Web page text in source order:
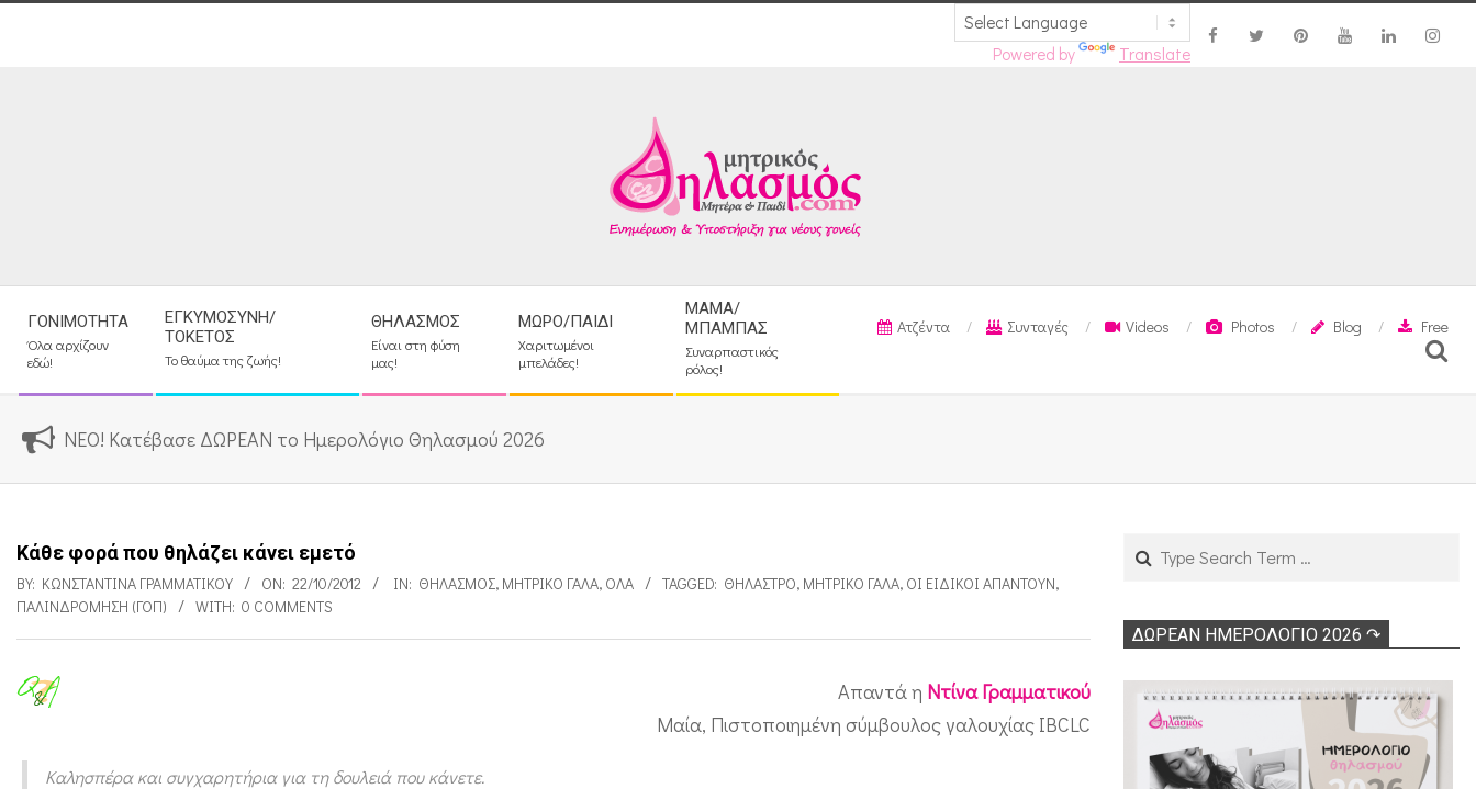
Powered by Translate
Navigation
Menu
ΓΟΝΙΜΌΤΗΤΑ
Όλα αρχίζουν
εδώ!
ΕΓΚΥΜΟΣΎΝΗ/
ΤΟΚΕΤΌΣ
Το θαύμα της ζωής!
ΘΗΛΑΣΜΌΣ
Είναι στη φύση
μας!
ΜΩΡΌ/ΠΑΙΔΊ
Χαριτωμένοι
μπελάδες!
ΜΑΜΆ/
ΜΠΑΜΠΆΣ
Συναρπαστικός
ρόλος!
Ατζέντα Συνταγές Videos Photos Blog
Free
Search
ΝΕΟ! Κατέβασε ΔΩΡΕΑΝ το Ημερολόγιο Θηλασμού 2026
Κάθε φορά που θηλάζει κάνει εμετό
BY: ΚΩΝΣΤΑΝΤΊΝΑ ΓΡΑΜΜΑΤΙΚΟΎ ON: 22/10/2012 IN: ΘΗΛΑΣΜΌΣ, ΜΗΤΡΙΚΌ ΓΆΛΑ, ΌΛΑ TAGGED: ΘΉΛΑΣΤΡΟ, ΜΗΤΡΙΚΌ ΓΆΛΑ, ΟΙ ΕΙΔΙΚΟΊ ΑΠΑΝΤΟΎΝ,
ΠΑΛΙΝΔΡΌΜΗΣΗ (ΓΟΠ)
WITH: 0 COMMENTS
ά
Απαντά η Ντίνα Γραμματικού
Μαία, Πιστοποιημένη σύμβουλος γαλουχίας ΙBCLC
Καλησπέρα και συγχαρητήρια για τη δουλειά που κάνετε.
Search
ΔΩΡΕΑΝ ΗΜΕΡΟΛΟΓΙΟ 2026 ↷